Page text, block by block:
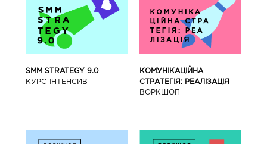
SMM STRATEGY 9.0
КУРС-IНТЕНСИВ
КОМУНІКАЦІЙНА
СТРАТЕГІЯ: РЕАЛІЗАЦІЯ
ВОРКШОП